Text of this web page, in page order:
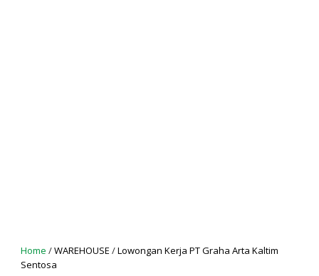
Home /WAREHOUSE /Lowongan Kerja PT Graha Arta Kaltim
Sentosa